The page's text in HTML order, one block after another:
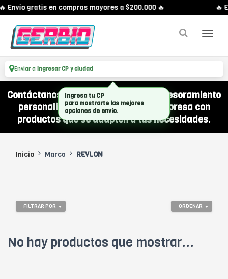
Envío gratis en compras mayores a $200.000 🔥 🔥
Enviar a Ingresar CP y ciudad
Contáctanos por WhatsApp y recibí asesoramiento
personalizado para equipar a tu empresa con
productos que se adapten a tus necesidades.
Inicio Marca REVLON
ORDENAR
FILTRAR POR
No hay productos que mostrar...
Ingresa tu CP
para mostrarte las mejores
opciones de envío.